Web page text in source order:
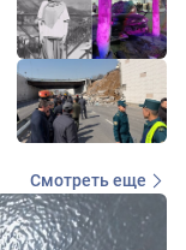
Смотреть еще